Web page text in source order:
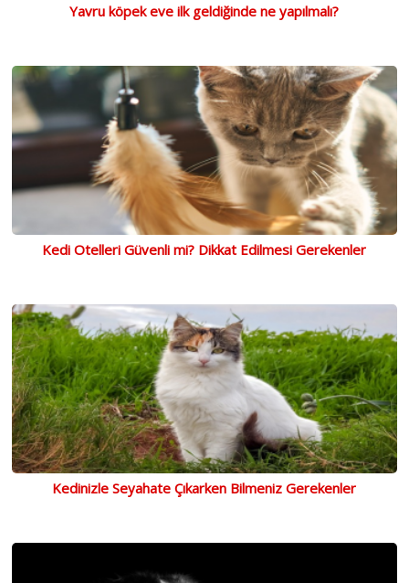
Yavru köpek eve ilk geldiğinde ne yapılmalı?
Kedi Otelleri Güvenli mi? Dikkat Edilmesi Gerekenler
Kedinizle Seyahate Çıkarken Bilmeniz Gerekenler